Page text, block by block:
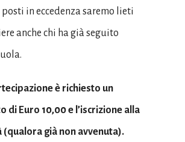
posti in eccedenza saremo lieti
anche chi ha già seguito
è richiesto un
di Euro 10,00 e l’iscrizione alla
(qualora già non avvenuta).